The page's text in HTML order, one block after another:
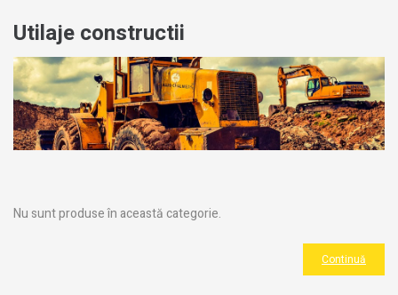
Utilaje constructii
Nu sunt produse în această categorie.
Continuă